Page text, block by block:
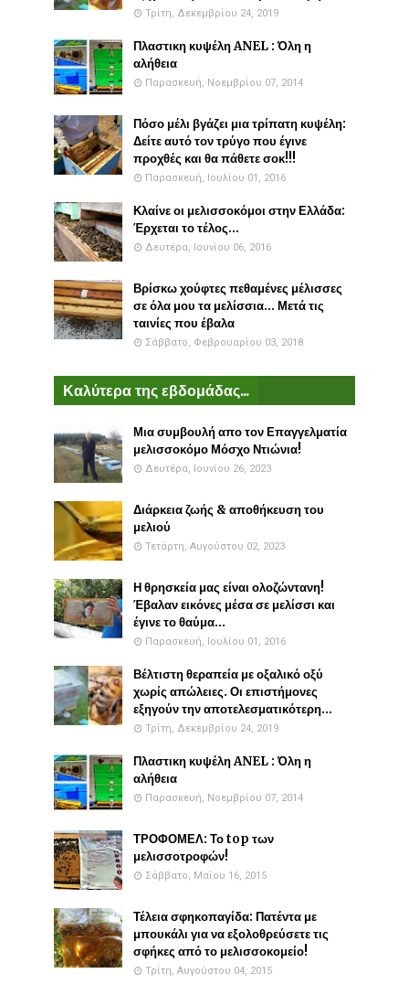
Τρίτη, Δεκεμβρίου 24, 2019
Πλαστικη κυψέλη ANEL : Όλη η
αλήθεια
Παρασκευή, Νοεμβρίου 07, 2014
Πόσο μέλι βγάζει μια τρίπατη κυψέλη:
Δείτε αυτό τον τρύγο που έγινε
προχθές και θα πάθετε σοκ!!!
Παρασκευή, Ιουλίου 01, 2016
Κλαίνε οι μελισσοκόμοι στην Ελλάδα:
Έρχεται το τέλος...
Δευτέρα, Ιουνίου 06, 2016
Βρίσκω χούφτες πεθαμένες μέλισσες
σε όλα μου τα μελίσσια... Μετά τις
ταινίες που έβαλα
Σάββατο, Φεβρουαρίου 03, 2018
Καλύτερα της εβδομάδας...
Μια συμβουλή απο τον Επαγγελματία
μελισσοκόμο Μόσχο Ντιώνια!
Δευτέρα, Ιουνίου 26, 2023
Διάρκεια ζωής & αποθήκευση του
μελιού
Τετάρτη, Αυγούστου 02, 2023
Η θρησκεία μας είναι ολοζώντανη!
Έβαλαν εικόνες μέσα σε μελίσσι και
έγινε το θαύμα...
Παρασκευή, Ιουλίου 01, 2016
Βέλτιστη θεραπεία με οξαλικό οξύ
χωρίς απώλειες. Οι επιστήμονες
εξηγούν την αποτελεσματικότερη...
Τρίτη, Δεκεμβρίου 24, 2019
Πλαστικη κυψέλη ANEL : Όλη η
αλήθεια
Παρασκευή, Νοεμβρίου 07, 2014
ΤΡΟΦΟΜΕΛ: Το top των
μελισσοτροφών!
Σάββατο, Μαΐου 16, 2015
Τέλεια σφηκοπαγίδα: Πατέντα με
μπουκάλι για να εξολοθρεύσετε τις
σφήκες από το μελισσοκομείο!
Τρίτη, Αυγούστου 04, 2015